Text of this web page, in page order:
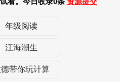
年级阅读
江海潮生
带你玩计算